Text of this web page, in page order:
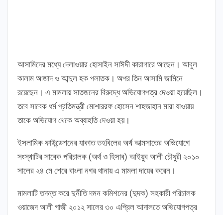
আসামিদের মধ্যে দেলাওয়ার হোসাইন সাঈদী কারাগারে আছেন। আবুল
কালাম আজাদ ও আব্দুল হক পলাতক। অপর তিন আসামি জামিনে
রয়েছেন। এ মামলায় সাতজনের বিরুদ্ধে অভিযোগপত্র দেওয়া হয়েছিল।
তবে সাবেক ধর্ম প্রতিমন্ত্রী মোশাররফ হোসেন শাহজাহান মারা যাওয়ায়
তাকে অভিযোগ থেকে অব্যাহতি দেওয়া হয়।
ইসলামিক ফাউন্ডেশনের যাকাত তহবিলের অর্থ আত্মসাতের অভিযোগে
সংস্থাটির সাবেক পরিচালক (অর্থ ও হিসাব) আইয়ুব আলী চৌধুরী ২০১০
সালের ২৪ মে শেরে বাংলা নগর থানায় এ মামলা দায়ের করেন।
মামলাটি তদন্ত করে দুর্নীতি দমন কমিশনের (দুদক) সহকারী পরিচালক
ওয়াজেদ আলী গাজী ২০১২ সালের ৩০ এপ্রিল আদালতে অভিযোগপত্র